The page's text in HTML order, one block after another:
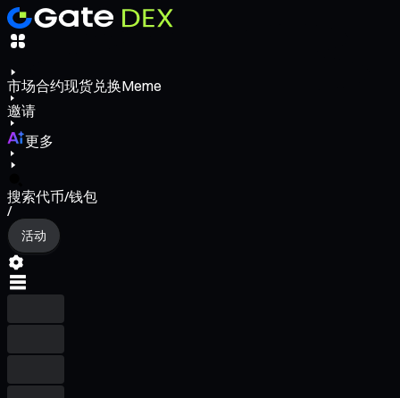
市场合约现货兑换Meme
邀请
更多
搜索代币/钱包
/
活动